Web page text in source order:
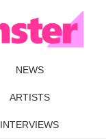
NEWS
ARTISTS
INTERVIEWS